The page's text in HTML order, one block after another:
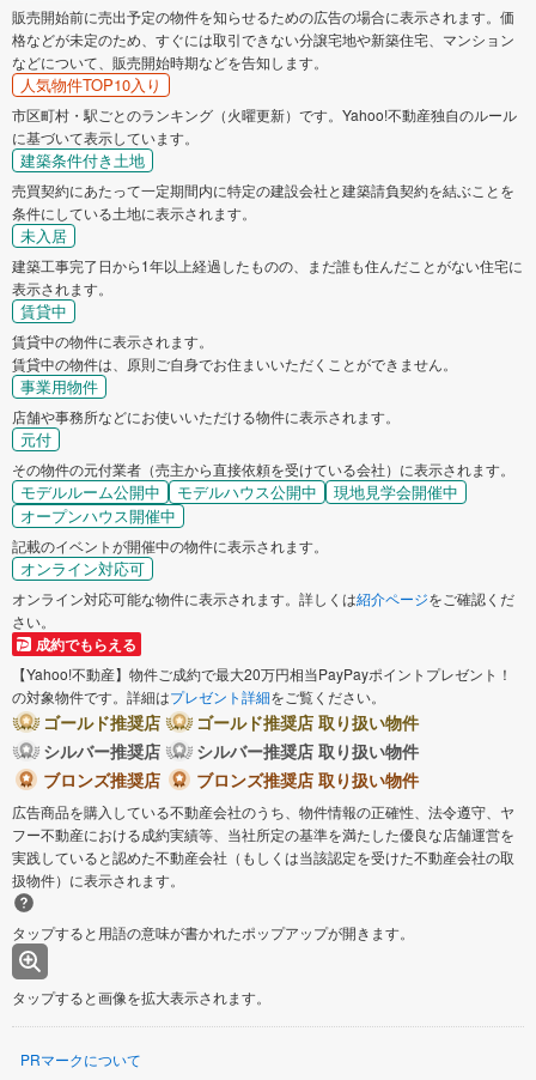
販売開始前に売出予定の物件を知らせるための広告の場合に表示されます。価
格などが未定のため、すぐには取引できない分譲宅地や新築住宅、マンション
などについて、販売開始時期などを告知します。
人気物件TOP10入り
市区町村・駅ごとのランキング（火曜更新）です。Yahoo!不動産独自のルール
に基づいて表示しています。
建築条件付き土地
売買契約にあたって一定期間内に特定の建設会社と建築請負契約を結ぶことを
条件にしている土地に表示されます。
未入居
建築工事完了日から1年以上経過したものの、まだ誰も住んだことがない住宅に
表示されます。
賃貸中
賃貸中の物件に表示されます。
賃貸中の物件は、原則ご自身でお住まいいただくことができません。
事業用物件
店舗や事務所などにお使いいただける物件に表示されます。
元付
その物件の元付業者（売主から直接依頼を受けている会社）に表示されます。
モデルルーム公開中 モデルハウス公開中
現地見学会開催中
オープンハウス開催中
記載のイベントが開催中の物件に表示されます。
オンライン対応可
オンライン対応可能な物件に表示されます。詳しくは紹介ページをご確認くだ
さい。
成約でもらえる
【Yahoo!不動産】物件ご成約で最大20万円相当PayPayポイントプレゼント！
の対象物件です。詳細はプレゼント詳細をご覧ください。
ゴールド推奨店
ゴールド推奨店 取り扱い物件
シルバー推奨店
シルバー推奨店 取り扱い物件
ブロンズ推奨店
ブロンズ推奨店 取り扱い物件
広告商品を購入している不動産会社のうち、物件情報の正確性、法令遵守、ヤ
フー不動産における成約実績等、当社所定の基準を満たした優良な店舗運営を
実践していると認めた不動産会社（もしくは当該認定を受けた不動産会社の取
扱物件）に表示されます。
タップすると用語の意味が書かれたポップアップが開きます。
タップすると画像を拡大表示されます。
PRマークについて